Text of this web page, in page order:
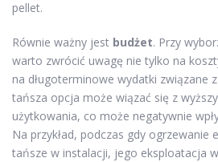
pellet.
Równie ważny jest budżet. Przy
warto zwrócić uwagę nie tylko na
na długoterminowe wydatki związane
tańsza opcja może wiązać się z
użytkowania, co może negatywnie
Na przykład, podczas gdy ogrzewanie
tańsze w instalacji, jego eksploatacja